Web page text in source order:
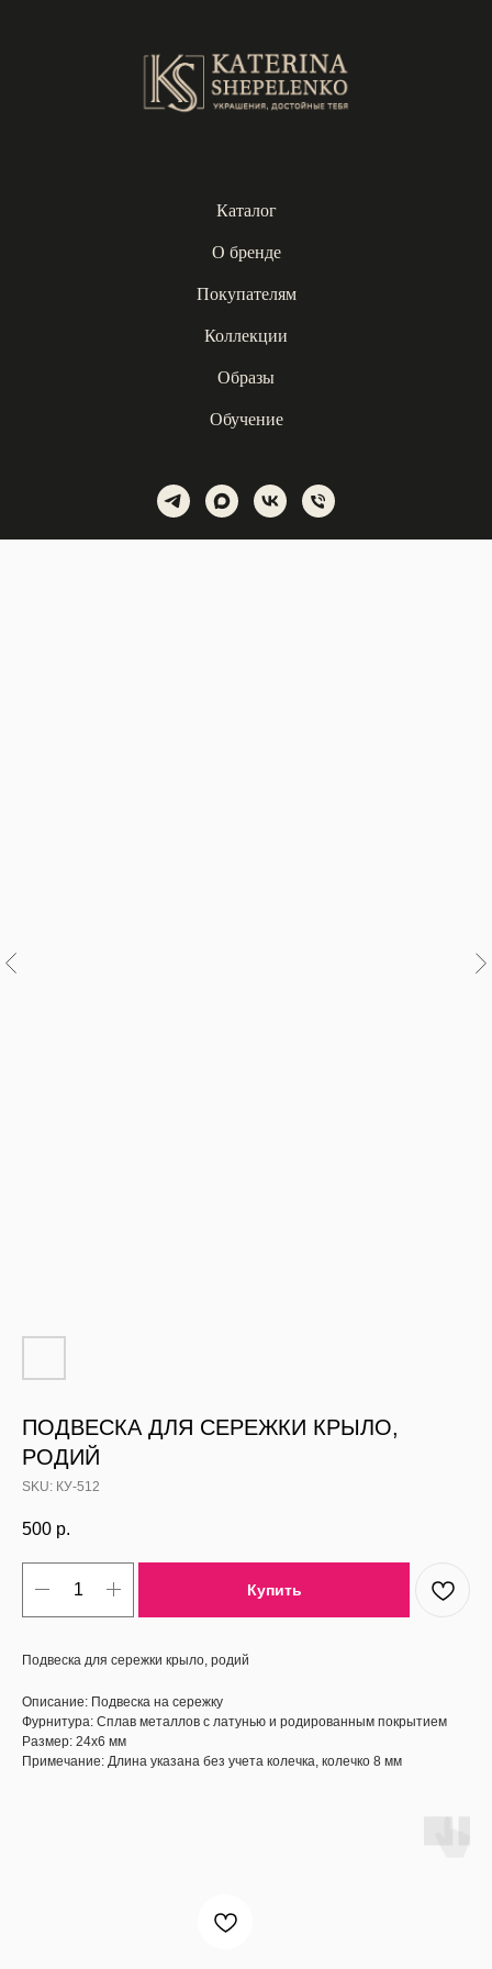
Каталог
О бренде
Покупателям
Коллекции
Образы
Обучение
ПОДВЕСКА ДЛЯ СЕРЕЖКИ КРЫЛО,
РОДИЙ
SKU: КУ-512
500 р.
Купить
Подвеска для сережки крыло, родий
Описание: Подвеска на сережку
Фурнитура: Сплав металлов с латунью и родированным покрытием
Размер: 24х6 мм
Примечание: Длина указана без учета колечка, колечко 8 мм